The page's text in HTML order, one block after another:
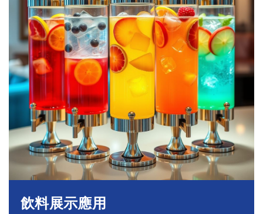
飲料展示應用